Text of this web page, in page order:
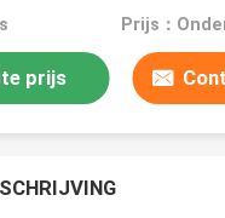
Prijs：
prijs